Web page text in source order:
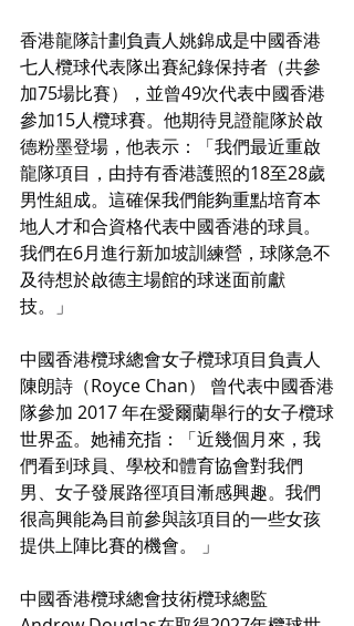
香港龍隊計劃負責人姚錦成是中國香港
七人欖球代表隊出賽紀錄保持者（共參
加75場比賽），並曾49次代表中國香港
參加15人欖球賽。他期待見證龍隊於啟
德粉墨登場，他表示：「我們最近重啟
龍隊項目，由持有香港護照的18至28歲
男性組成。這確保我們能夠重點培育本
地人才和合資格代表中國香港的球員。
我們在6月進行新加坡訓練營，球隊急不
及待想於啟德主場館的球迷面前獻
技。」
中國香港欖球總會女子欖球項目負責人
陳朗詩（Royce Chan） 曾代表中國香港
隊參加 2017 年在愛爾蘭舉行的女子欖球
世界盃。她補充指：「近幾個月來，我
們看到球員、學校和體育協會對我們
男、女子發展路徑項目漸感興趣。我們
很高興能為目前參與該項目的一些女孩
提供上陣比賽的機會。 」
中國香港欖球總會技術欖球總監